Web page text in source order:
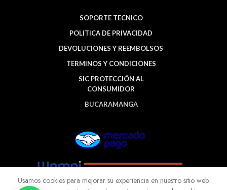
SOPORTE TECNICO
POLITICA DE PRIVACIDAD
DEVOLUCIONES Y REEMBOLSOS
TERMINOS Y CONDICIONES
SIC PROTECCIÓN AL
CONSUMIDOR
BUCARAMANGA
Usamos cookies para mejorar su experiencia en nuestro sitio web.